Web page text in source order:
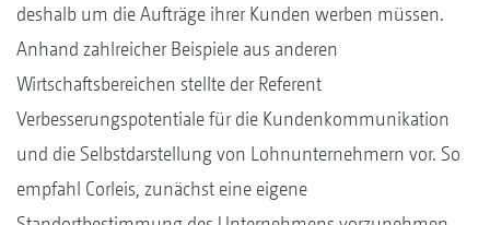
deshalb um die Aufträge ihrer Kunden werben müssen.
Anhand zahlreicher Beispiele aus anderen
Wirtschaftsbereichen stellte der Referent
Verbesserungspotentiale für die Kundenkommunikation
und die Selbstdarstellung von Lohnunternehmern vor. So
empfahl Corleis, zunächst eine eigene